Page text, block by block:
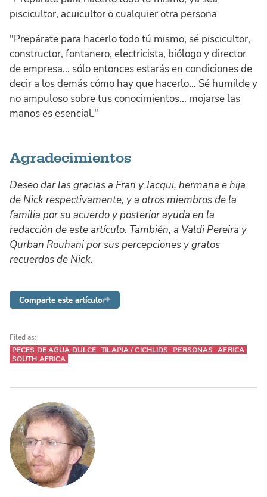
piscicultor, acuicultor o cualquier otra persona
"Prepárate para hacerlo todo tú mismo, sé piscicultor,
constructor, fontanero, electricista, biólogo y director
de empresa... sólo entonces estarás en condiciones de
decir a los demás cómo hay que hacerlo... Sé humilde y
no ampuloso sobre tus conocimientos... mojarse las
manos es esencial."
Agradecimientos
Deseo dar las gracias a Fran y Jacqui, hermana e hija
de Nick respectivamente, y a otros miembros de la
familia por su acuerdo y posterior ayuda en la
redacción de este artículo. También, a Valdi Pereira y
Qurban Rouhani por sus percepciones y gratos
recuerdos de Nick.
Comparte este artículo
Filed as:
PECES DE AGUA DULCE TILAPIA / CICHLIDS PERSONAS AFRICA
SOUTH AFRICA